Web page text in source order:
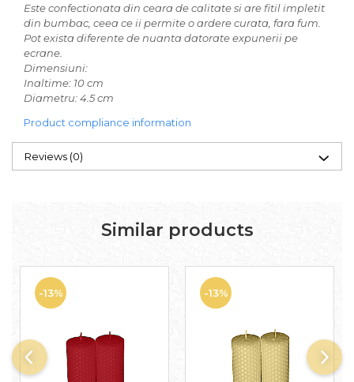
Este confectionata din ceara de calitate si are fitil impletit
din bumbac, ceea ce ii permite o ardere curata, fara fum.
Pot exista diferente de nuanta datorate expunerii pe
ecrane.
Dimensiuni:
Inaltime: 10 cm
Diametru: 4.5 cm
Product compliance information
Reviews (0)
Similar products
-13% -13%